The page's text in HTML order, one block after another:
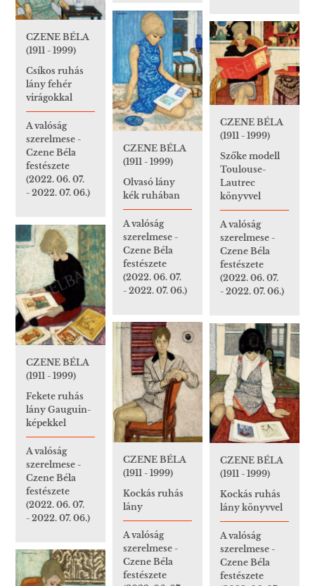
CZENE BÉLA
(1911 - 1999)
Csíkos ruhás
lány fehér
virágokkal
A valóság
szerelmese -
Czene Béla
festészete
(2022. 06. 07.
- 2022. 07. 06.)
CZENE BÉLA
(1911 - 1999)
Olvasó lány
kék ruhában
A valóság
szerelmese -
Czene Béla
festészete
(2022. 06. 07.
- 2022. 07. 06.)
CZENE BÉLA
(1911 - 1999)
Szőke modell
Toulouse-
Lautrec
könyvvel
A valóság
szerelmese -
Czene Béla
festészete
(2022. 06. 07.
- 2022. 07. 06.)
CZENE BÉLA
(1911 - 1999)
Fekete ruhás
lány Gauguin-
képekkel
A valóság
szerelmese -
Czene Béla
festészete
(2022. 06. 07.
- 2022. 07. 06.)
CZENE BÉLA
(1911 - 1999)
Kockás ruhás
lány
A valóság
szerelmese -
Czene Béla
festészete
CZENE BÉLA
(1911 - 1999)
Kockás ruhás
lány könyvvel
A valóság
szerelmese -
Czene Béla
festészete